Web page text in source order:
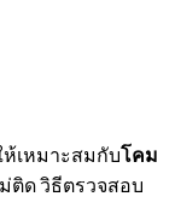
เหมาะสมกับโคม
ติด วิธีตรวจสอบ